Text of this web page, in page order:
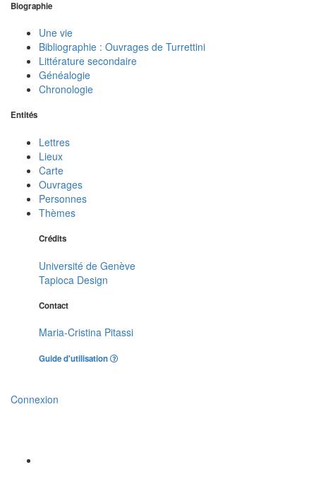
Biographie
Une vie
Bibliographie : Ouvrages de Turrettini
Littérature secondaire
Généalogie
Chronologie
Entités
Lettres
Lieux
Carte
Ouvrages
Personnes
Thèmes
Crédits
Université de Genève
Tapioca Design
Contact
Maria-Cristina Pitassi
Guide d'utilisation
Connexion